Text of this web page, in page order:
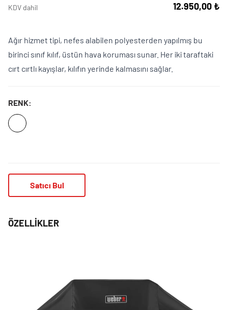
Türkçe(tr)
KDV dahil 12.950,00 ₺
Ağır hizmet tipi, nefes alabilen polyesterden yapılmış bu
birinci sınıf kılıf, üstün hava koruması sunar. Her iki taraftaki
cırt cırtlı kayışlar, kılıfın yerinde kalmasını sağlar.
RENK:
Satıcı Bul
ÖZELLIKLER